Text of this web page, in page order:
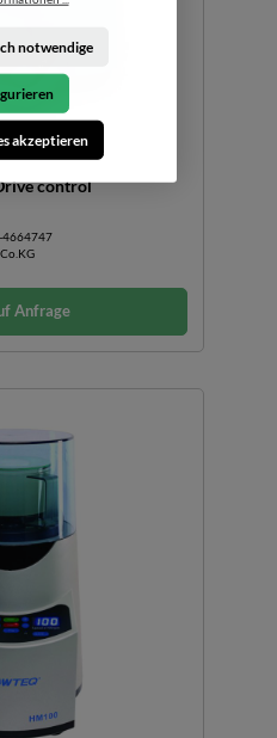
control
Anfrage
notwendige
akzeptieren